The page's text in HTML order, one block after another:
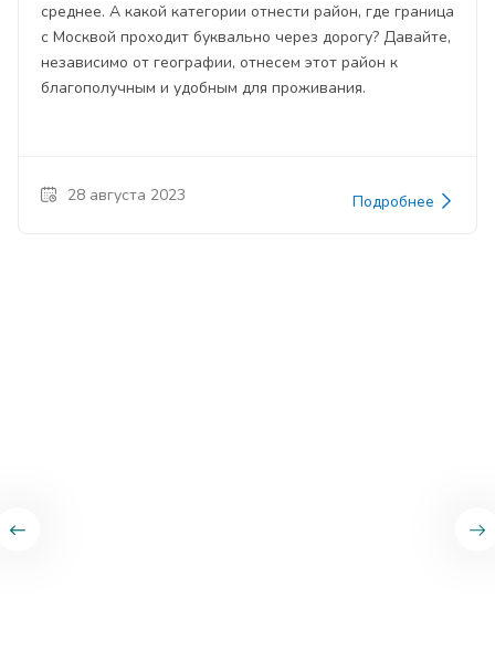
среднее. А какой категории отнести район, где граница
с Москвой проходит буквально через дорогу? Давайте,
независимо от географии, отнесем этот район к
благополучным и удобным для проживания.
28 августа 2023 Подробнее